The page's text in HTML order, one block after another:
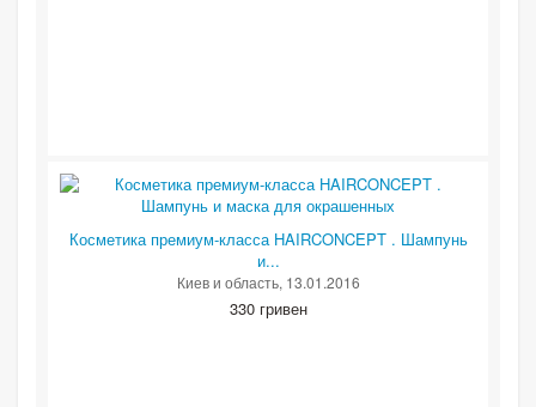
Косметика премиум-класса HAIRCONCEPT . Шампунь
и...
Киев и область, 13.01.2016
330 гривен